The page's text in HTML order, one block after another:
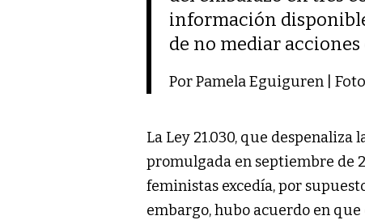
información
de no mediar
Por Pamela Eguiguren |
La Ley 21.030, que
promulgada en septiembre de
feministas excedía, por
embargo, hubo acuerdo en